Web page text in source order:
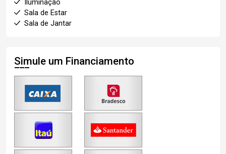
Iluminação
Sala de Estar
Sala de Jantar
Simule um Financiamento